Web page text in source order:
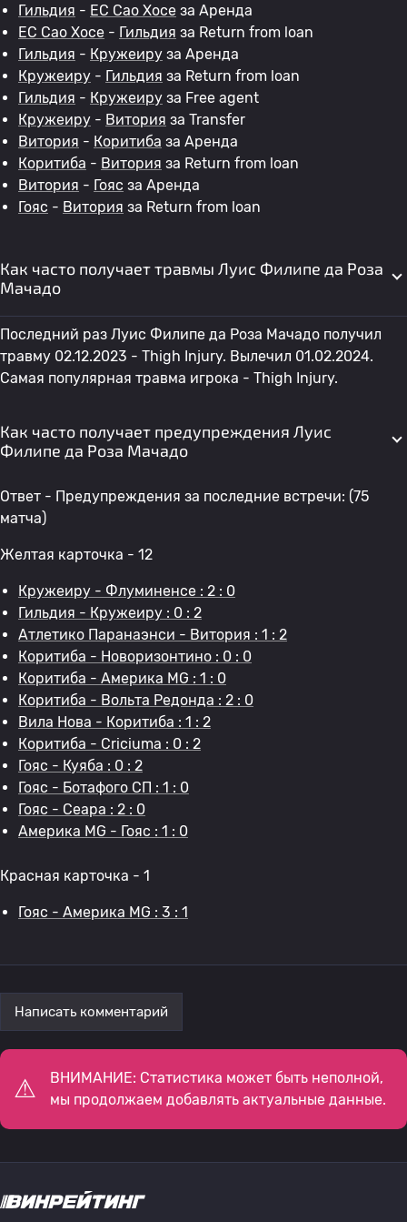
Гильдия - EC Сао Хосе за Аренда
EC Сао Хосе - Гильдия за Return from loan
Гильдия - Кружеиру за Аренда
Кружеиру - Гильдия за Return from loan
Гильдия - Кружеиру за Free agent
Кружеиру - Витория за Transfer
Витория - Коритиба за Аренда
Коритиба - Витория за Return from loan
Витория - Гояс за Аренда
Гояс - Витория за Return from loan
Как часто получает травмы Луис Филипе да Роза
Мачадо
Последний раз Луис Филипе да Роза Мачадо получил
травму 02.12.2023 - Thigh Injury. Вылечил 01.02.2024.
Самая популярная травма игрока - Thigh Injury.
Как часто получает предупреждения Луис
Филипе да Роза Мачадо
Ответ - Предупреждения за последние встречи: (75
матча)
Желтая карточка - 12
Кружеиру - Флуминенсе : 2 : 0
Гильдия - Кружеиру : 0 : 2
Атлетико Паранаэнси - Витория : 1 : 2
Коритиба - Новоризонтино : 0 : 0
Коритиба - Америка MG : 1 : 0
Коритиба - Вольта Редонда : 2 : 0
Вила Нова - Коритиба : 1 : 2
Коритиба - Criciuma : 0 : 2
Гояс - Куяба : 0 : 2
Гояс - Ботафого СП : 1 : 0
Гояс - Сеара : 2 : 0
Америка MG - Гояс : 1 : 0
Красная карточка - 1
Гояс - Америка MG : 3 : 1
Написать комментарий
ВНИМАНИЕ: Статистика может быть неполной,
мы продолжаем добавлять актуальные данные.